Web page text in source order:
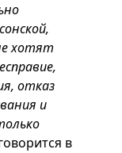
хотят
отказ
и
в